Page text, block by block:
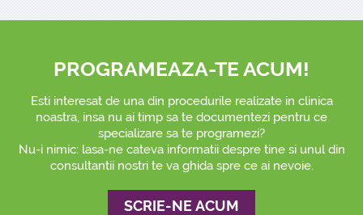
PROGRAMEAZA-TE ACUM!
Esti interesat de una din procedurile realizate in clinica
noastra, insa nu ai timp sa te documentezi pentru ce
specializare sa te programezi?
Nu-i nimic: lasa-ne cateva informatii despre tine si unul din
consultantii nostri te va ghida spre ce ai nevoie.
SCRIE-NE ACUM